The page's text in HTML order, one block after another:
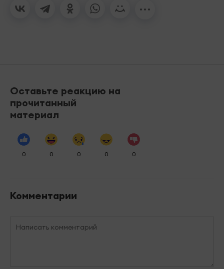
Оставьте реакцию на
прочитанный
материал
0 0 0 0 0
Комментарии